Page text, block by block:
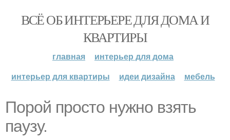
ВСЁ ОБ ИНТЕРЬЕРЕ ДЛЯ ДОМА И
КВАРТИРЫ
главная
интерьер для дома
интерьер для квартиры
идеи дизайна мебель
Порой просто нужно взять
паузу.